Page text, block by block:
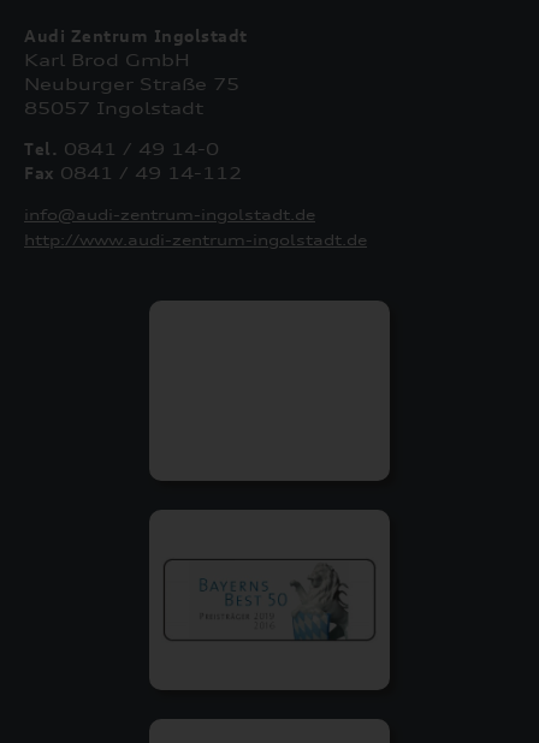
Audi Zentrum Ingolstadt
Karl Brod GmbH
Neuburger Straße 75
85057 Ingolstadt
Tel. 0841 / 49 14-0
Fax 0841 / 49 14-112
info@audi-zentrum-ingolstadt.de
http://www.audi-zentrum-ingolstadt.de